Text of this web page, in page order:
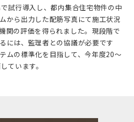
試行導入し、都内集合住宅物件の中
から出力した配筋写真にて施工状況
関の評価を得られました。現段階で
には、監理者との協議が必要です
ムの標準化を目指して、今年度20～
ています。